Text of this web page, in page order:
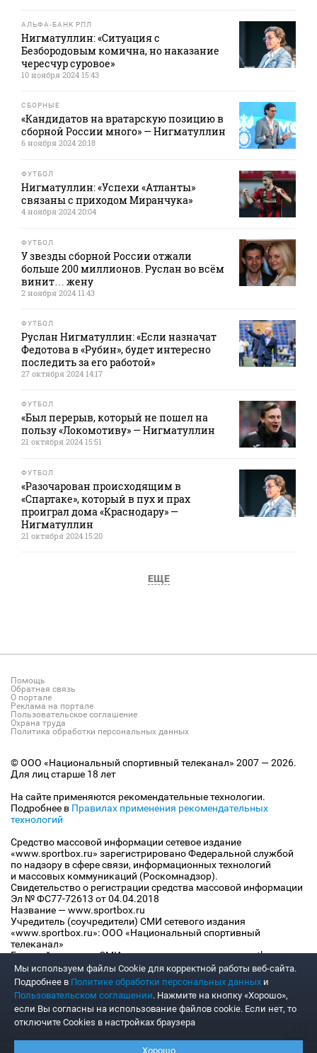
АЛЬФА-БАНК РПЛ
Нигматуллин: «Ситуация с
Безбородовым комична, но наказание
чересчур суровое»
10 ноября 2024 15:43
СБОРНЫЕ
«Кандидатов на вратарскую позицию в
сборной России много» — Нигматуллин
6 ноября 2024 20:18
ФУТБОЛ
Нигматуллин: «Успехи «Атланты»
связаны с приходом Миранчука»
4 ноября 2024 20:04
ФУТБОЛ
У звезды сборной России отжали
больше 200 миллионов. Руслан во всём
винит… жену
2 ноября 2024 11:43
ФУТБОЛ
Руслан Нигматуллин: «Если назначат
Федотова в «Рубин», будет интересно
последить за его работой»
27 октября 2024 14:17
ФУТБОЛ
«Был перерыв, который не пошел на
пользу «Локомотиву» — Нигматуллин
21 октября 2024 15:51
ФУТБОЛ
«Разочарован происходящим в
«Спартаке», который в пух и прах
проиграл дома «Краснодару» —
Нигматуллин
21 октября 2024 15:20
ЕЩЕ
Помощь
Обратная связь
О портале
Реклама на портале
Пользовательское соглашение
Охрана труда
Политика обработки персональных данных
© ООО «Национальный спортивный телеканал» 2007 — 2026.
Для лиц старше 18 лет
На сайте применяются рекомендательные технологии.
Подробнее в Правилах применения рекомендательных
технологий
Средство массовой информации сетевое издание
«www.sportbox.ru» зарегистрировано Федеральной службой
по надзору в сфере связи, информационных технологий
и массовых коммуникаций (Роскомнадзор).
Свидетельство о регистрации средства массовой информации
Эл № ФС77-72613 от 04.04.2018
Название — www.sportbox.ru
Учредитель (соучредители) СМИ сетевого издания
«www.sportbox.ru»: ООО «Национальный спортивный
телеканал»
Главный редактор СМИ сетевого издания «www.sportbox.ru»:
Конов В.А.
Номер телефона редакции СМИ сетевого издания
«www.sportbox.ru»: +7 (495) 653 8419
Адрес электронной почты редакции СМИ сетевого издания
«www.sportbox.ru»: editor@sportbox.ru
Мы используем файлы Сookie для корректной работы веб-сайта.
Подробнее в Политике обработки персональных данных и
Пользовательском соглашении. Нажмите на кнопку «Хорошо»,
если Вы согласны на использование файлов cookie. Если нет, то
отключите Cookies в настройках браузера
Хорошо